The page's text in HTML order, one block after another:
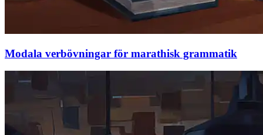
Modala verbövningar för marathisk grammatik